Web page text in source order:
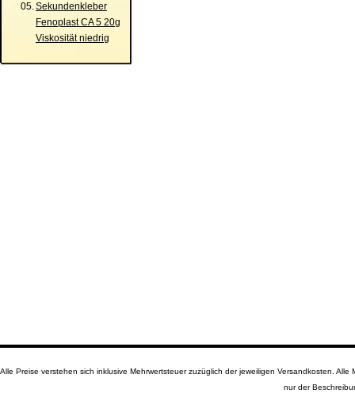
05.Sekundenkleber
Fenoplast CA 5 20g
Viskosität niedrig
Alle Preise verstehen sich inklusive Mehrwertsteuer zuzüglich der jeweiligen Versandkosten.
nur der